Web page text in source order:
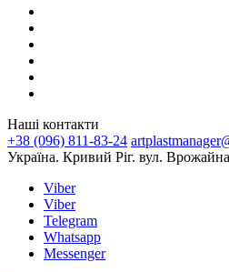
Наші контакти
+38 (096) 811-83-24
Україна. Кривий Ріг. вул.
Viber
Viber
Telegram
Whatsapp
Messenger